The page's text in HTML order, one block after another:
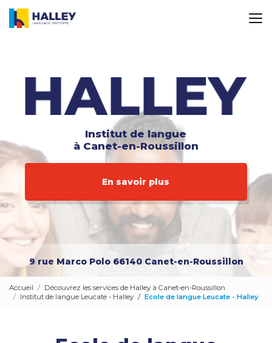
contenu
Institut de langue
à Canet-en-Roussillon
En savoir plus
9 rue Marco Polo 66140 Canet-en-Roussillon
Accueil
Découvrez les services de Halley à Canet-en-Roussillon
Institut de langue Leucate - Halley
Ecole de langue Leucate - Halley